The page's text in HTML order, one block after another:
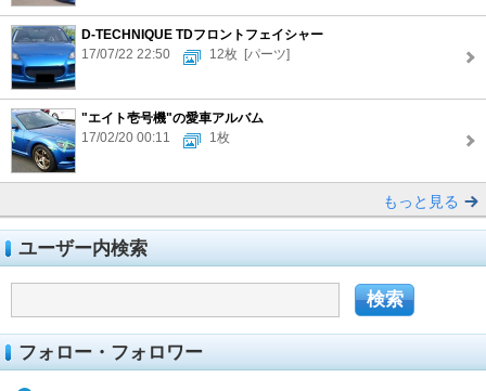
D-TECHNIQUE TDフロントフェイシャー
17/07/22 22:50
12枚 [パーツ]
"エイト壱号機"の愛車アルバム
17/02/20 00:11
1枚
もっと見る
ユーザー内検索
フォロー・フォロワー